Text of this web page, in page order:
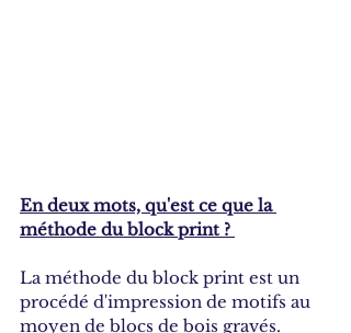
En deux mots, qu'est ce que la
méthode du block print ?
La méthode du block print est un
procédé d'impression de motifs au
moyen de blocs de bois gravés.